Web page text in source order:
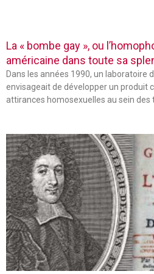
La « bombe gay », ou
américaine dans toute sa
Dans les années 1990, un laboratoire
envisageait de développer un produit
attirances homosexuelles au sein des